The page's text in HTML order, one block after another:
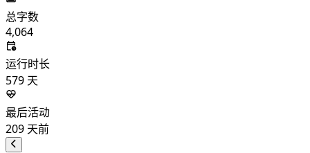
总字数
4,064
运行时长
579 天
最后活动
209 天前